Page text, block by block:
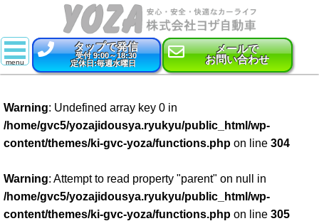
タップで発信
受付 9:00～18:30
定休日:毎週水曜日
メールで
お問い合わせ
新車
特選中古車
車検
点検・整備
Warning: Undefined array key 0 in
/home/gvc5/yozajidousya.ryukyu/public_html/wp-
content/themes/ki-gvc-yoza/functions.php on line 304
Warning: Attempt to read property "parent" on null in
/home/gvc5/yozajidousya.ryukyu/public_html/wp-
content/themes/ki-gvc-yoza/functions.php on line 305